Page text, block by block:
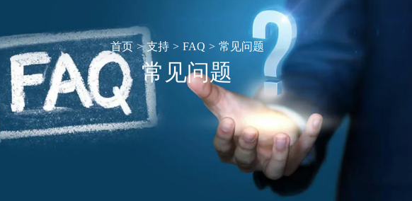
首页 > 支持 > FAQ > 常见问题
常见问题